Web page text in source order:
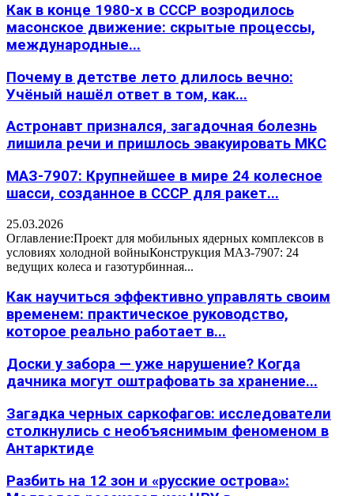
Как в конце 1980-х в СССР возродилось
масонское движение: скрытые процессы,
международные...
Почему в детстве лето длилось вечно:
Учёный нашёл ответ в том, как...
Астронавт признался, загадочная болезнь
лишила речи и пришлось эвакуировать МКС
МАЗ-7907: Крупнейшее в мире 24 колесное
шасси, созданное в СССР для ракет...
25.03.2026
Оглавление:Проект для мобильных ядерных комплексов в
условиях холодной войныКонструкция МАЗ-7907: 24
ведущих колеса и газотурбинная...
Как научиться эффективно управлять своим
временем: практическое руководство,
которое реально работает в...
Доски у забора — уже нарушение? Когда
дачника могут оштрафовать за хранение...
Загадка черных саркофагов: исследователи
столкнулись с необъяснимым феноменом в
Антарктиде
Разбить на 12 зон и «русские острова»: